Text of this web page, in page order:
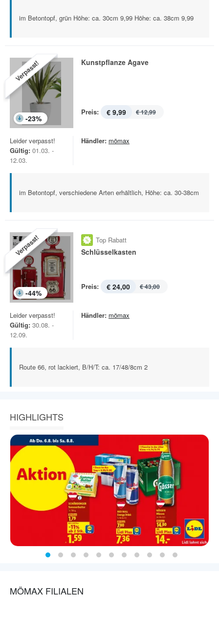
im Betontopf, grün Höhe: ca. 30cm 9,99 Höhe: ca. 38cm 9,99
Verpasst!
-23%
Kunstpflanze Agave
Preis: € 9,99 € 12,99
Leider verpasst!
Gültig: 01.03. -
12.03.
Händler: mömax
im Betontopf, verschiedene Arten erhältlich, Höhe: ca. 30-38cm
Verpasst!
-44%
Top Rabatt
Schlüsselkasten
Preis: € 24,00 € 43,00
Leider verpasst!
Gültig: 30.08. -
12.09.
Händler: mömax
Route 66, rot lackiert, B/H/T: ca. 17/48/8cm 2
HIGHLIGHTS
MÖMAX FILIALEN